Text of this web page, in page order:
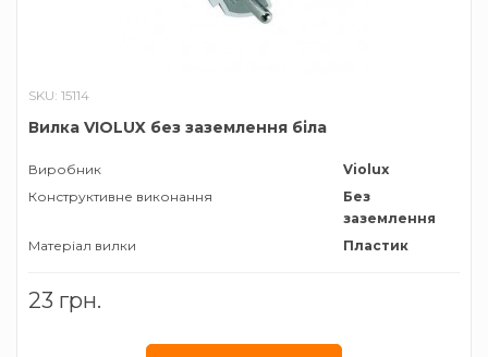
SKU: 15114
Вилка VIOLUX без заземлення біла
Виробник
Violux
Конструктивне виконання
Без
заземлення
Матеріал вилки
Пластик
23 грн.